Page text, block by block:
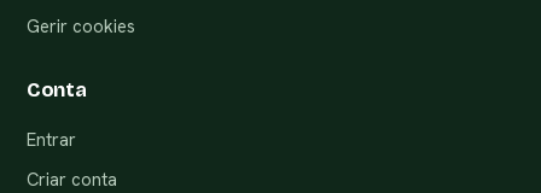
Gerir cookies
Conta
Entrar
Criar conta